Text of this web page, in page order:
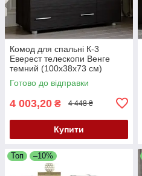
Комод для спальні К-3
Еверест телескопи Венге
темний (100х38х73 см)
Готово до відправки
4 003,20 ₴ 4 448 ₴
Купити
Топ –10%